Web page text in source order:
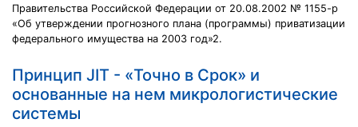
Правительства Российской Федерации от 20.08.2002 № 1155-р
«Об утверждении прогнозного плана (программы) приватизации
федерального имущества на 2003 год»2.
Принцип JIT - «Точно в Срок» и
основанные на нем микрологистические
системы